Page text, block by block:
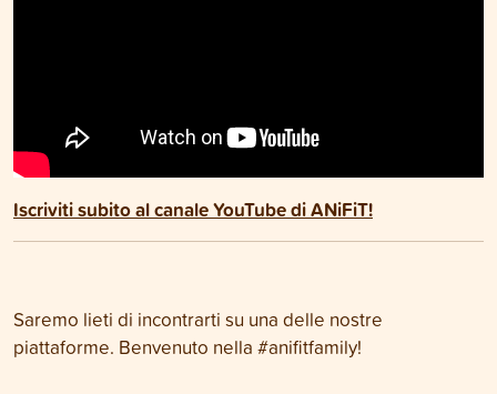
Iscriviti subito al canale YouTube di ANiFiT!
Saremo lieti di incontrarti su una delle nostre
piattaforme. Benvenuto nella #anifitfamily!